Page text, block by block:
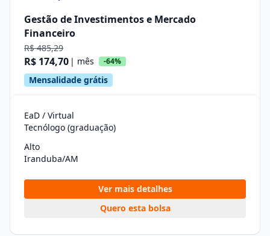
Gestão de Investimentos e Mercado
Financeiro
R$ 485,29
R$ 174,70 | mês -64%
Mensalidade grátis
EaD / Virtual
Tecnólogo (graduação)
Alto
Iranduba/AM
Ver mais detalhes
Quero esta bolsa